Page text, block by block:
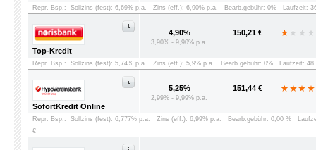
Repr. Bsp.: Sollzins (fest): 6,69% p.a. Zins (eff.): 6,90% p.a. Bearb.gebühr: 0% Laufzeit:
Top-Kredit
4,90%
3,90% - 9,90% p.a.
150,21 €
Repr. Bsp.: Sollzins (fest): 5,74% p.a. Zins (eff.): 5,9% p.a. Bearb.gebühr: 0% Laufzeit: 48
SofortKredit Online
5,25%
2,99% - 9,99% p.a.
151,44 €
Repr. Bsp.: Sollzins (fest): 6,777% p.a. Zins (eff.): 6,99% p.a. Bearb.gebühr: 0,00 %
€